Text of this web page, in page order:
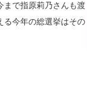
まで指原莉乃さんも渡
る今年の総選挙はその